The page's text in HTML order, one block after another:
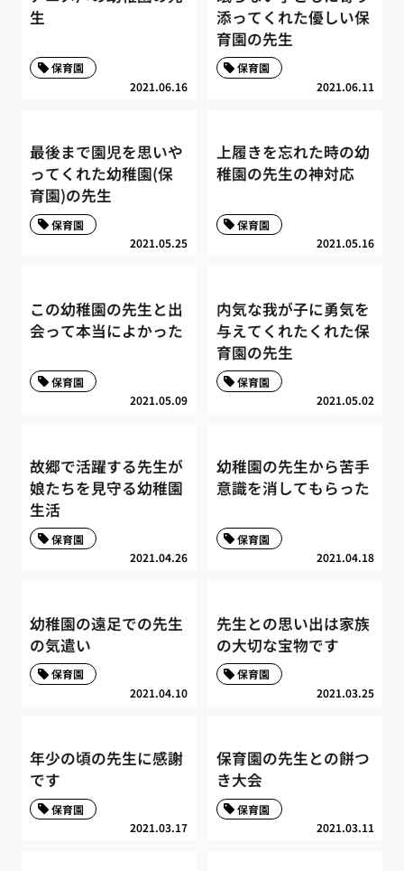
生
2021.06.16
保育園
添ってくれた優しい保
育園の先生
2021.06.11
保育園
最後まで園児を思いや
ってくれた幼稚園(保
育園)の先生
2021.05.25
保育園
上履きを忘れた時の幼
稚園の先生の神対応
2021.05.16
保育園
この幼稚園の先生と出
会って本当によかった
2021.05.09
保育園
内気な我が子に勇気を
与えてくれたくれた保
育園の先生
2021.05.02
保育園
故郷で活躍する先生が
娘たちを見守る幼稚園
生活
2021.04.26
保育園
幼稚園の先生から苦手
意識を消してもらった
2021.04.18
保育園
幼稚園の遠足での先生
の気遣い
2021.04.10
保育園
先生との思い出は家族
の大切な宝物です
2021.03.25
保育園
年少の頃の先生に感謝
です
2021.03.17
保育園
保育園の先生との餅つ
き大会
2021.03.11
保育園